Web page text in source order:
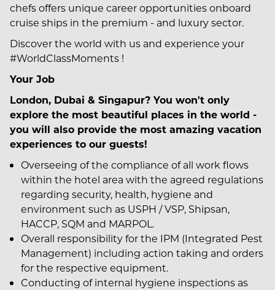
chefs offers unique career opportunities onboard
cruise ships in the premium - and luxury sector.
Discover the world with us and experience your
#WorldClassMoments !
Your Job
London, Dubai & Singapur? You won't only
explore the most beautiful places in the world -
you will also provide the most amazing vacation
experiences to our guests!
Overseeing of the compliance of all work flows
within the hotel area with the agreed regulations
regarding security, health, hygiene and
environment such as USPH / VSP, Shipsan,
HACCP, SQM and MARPOL.
Overall responsibility for the IPM (Integrated Pest
Management) including action taking and orders
for the respective equipment.
Conducting of internal hygiene inspections as